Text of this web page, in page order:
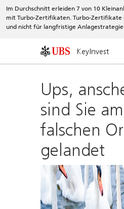
Im Durchschnitt erleiden 7 von 10
mit Turbo-Zertifikaten. Turbo-Zertifikate
und nicht für langfristige
KeyInvest
Ups,
sind Sie am
falschen
gelandet